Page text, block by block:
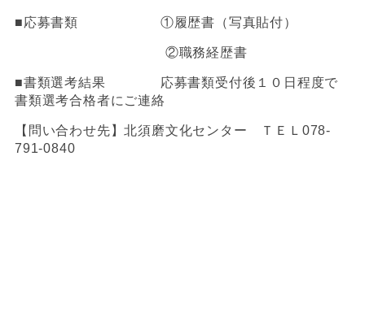
■応募書類 ①履歴書（写真貼付）
②職務経歴書
■書類選考結果 応募書類受付後１０日程度で
書類選考合格者にご連絡
【問い合わせ先】北須磨文化センター ＴＥＬ 078-
791-0840